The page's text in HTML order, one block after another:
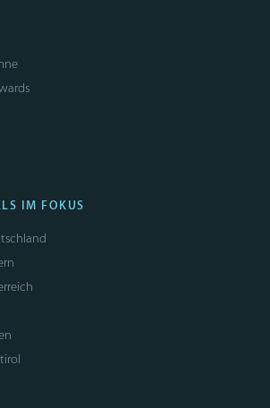
IM FOKUS